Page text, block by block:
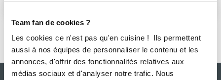
Team fan de cookies ?
Les cookies ce n'est pas qu'en cuisine ! Ils permettent
aussi à nos équipes de personnaliser le contenu et les
annonces, d'offrir des fonctionnalités relatives aux
médias sociaux et d'analyser notre trafic. Nous